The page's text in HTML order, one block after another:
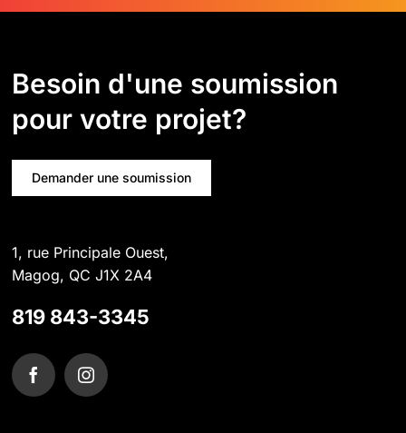
Besoin d'une soumission
pour votre projet?
Demander une soumission
1, rue Principale Ouest,
Magog, QC J1X 2A4
819 843-3345